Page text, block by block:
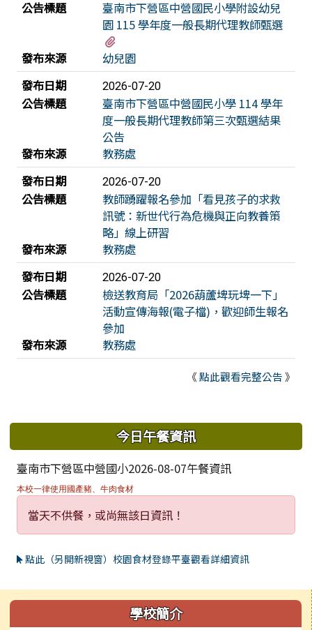
公告標題
臺南市下營區中營國民小學附設幼兒
園 115 學年度一般長期代理教師甄選
發布來源
幼兒園
發布日期
2026-07-20
公告標題
臺南市下營區中營國民小學 114 學年
度一般長期代理教師第三次甄選結果
公告
發布來源
教務處
發布日期
2026-07-20
公告標題
教師踴躍報名參加「看見孩子的求救
訊號：新世代行為危機與正向教養策
略」線上研習
發布來源
教務處
發布日期
2026-07-20
公告標題
檢送教育局「2026葫蘆埤玩埤一下」
活動宣傳海報(電子檔)，歡迎師生報名
參加
發布來源
教務處
《點此觀看完整公告》
下中區域內容
今日午餐資訊
臺南市下營區中營國小2026-08-07午餐資訊
本校一律使用國產豬、牛肉食材
當天不供餐，或尚無該日資訊！
點此（另開新視窗）校園食材登錄平臺觀看詳細資訊
左邊區域內容 學校簡介